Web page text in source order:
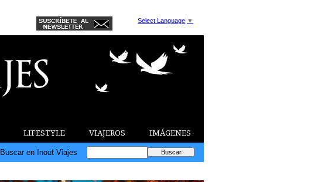
Select Language ▼
LIFESTYLE VIAJEROS IMÁGENES
Buscar en Inout Viajes